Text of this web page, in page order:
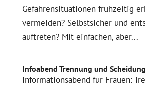
Gefahrensituationen frühzeitig
vermeiden? Selbstsicher und
auftreten? Mit einfachen, aber...
Infoabend Trennung und
Informationsabend für Frauen: